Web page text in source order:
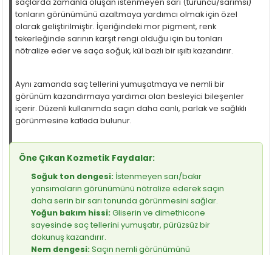
saçlarda zamanla oluşan istenmeyen sarı (turuncu/sarımsı)
tonların görünümünü azaltmaya yardımcı olmak için özel
olarak geliştirilmiştir. İçeriğindeki mor pigment, renk
tekerleğinde sarının karşıt rengi olduğu için bu tonları
nötralize eder ve saça soğuk, kül bazlı bir ışıltı kazandırır.
Aynı zamanda saç tellerini yumuşatmaya ve nemli bir
görünüm kazandırmaya yardımcı olan besleyici bileşenler
içerir. Düzenli kullanımda saçın daha canlı, parlak ve sağlıklı
görünmesine katkıda bulunur.
Öne Çıkan Kozmetik Faydalar:
Soğuk ton dengesi: İstenmeyen sarı/bakır
yansımaların görünümünü nötralize ederek saçın
daha serin bir sarı tonunda görünmesini sağlar.
Yoğun bakım hissi: Gliserin ve dimethicone
sayesinde saç tellerini yumuşatır, pürüzsüz bir
dokunuş kazandırır.
Nem dengesi: Saçın nemli görünümünü